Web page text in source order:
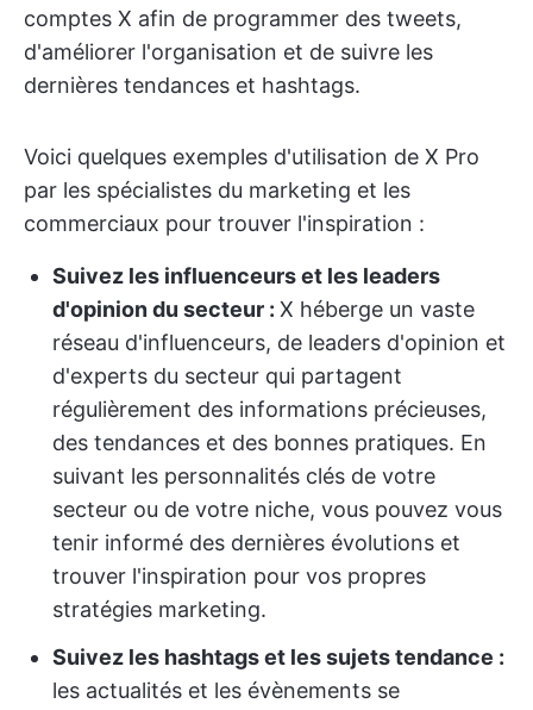
comptes X afin de programmer des tweets,
d'améliorer l'organisation et de suivre les
dernières tendances et hashtags.
Voici quelques exemples d'utilisation de X Pro
par les spécialistes du marketing et les
commerciaux pour trouver l'inspiration :
Suivez les influenceurs et les leaders
d'opinion du secteur : X héberge un vaste
réseau d'influenceurs, de leaders d'opinion et
d'experts du secteur qui partagent
régulièrement des informations précieuses,
des tendances et des bonnes pratiques. En
suivant les personnalités clés de votre
secteur ou de votre niche, vous pouvez vous
tenir informé des dernières évolutions et
trouver l'inspiration pour vos propres
stratégies marketing.
Suivez les hashtags et les sujets tendance :
les actualités et les évènements se